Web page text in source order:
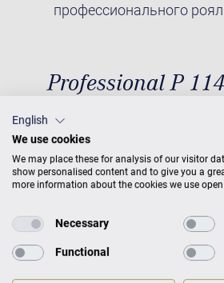
профессионального
Professional P
Размеры
В 114 × Ш
Вес
230 кг
English
We use cookies
We may place these for analysis of our visitor
show personalised content and to give you a
more information about the cookies we use
Necessary
Functional